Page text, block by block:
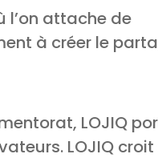
l’on attache de
à créer le
LOJIQ
LOJIQ croit